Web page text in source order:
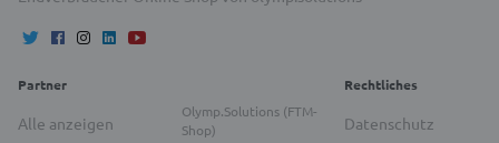
Partner
Alle anzeigen
Olymp.Solutions (FTM-
Shop)
Rechtliches
Datenschutz